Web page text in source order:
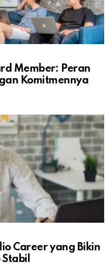
Member: Peran
Komitmennya
Career yang Bikin